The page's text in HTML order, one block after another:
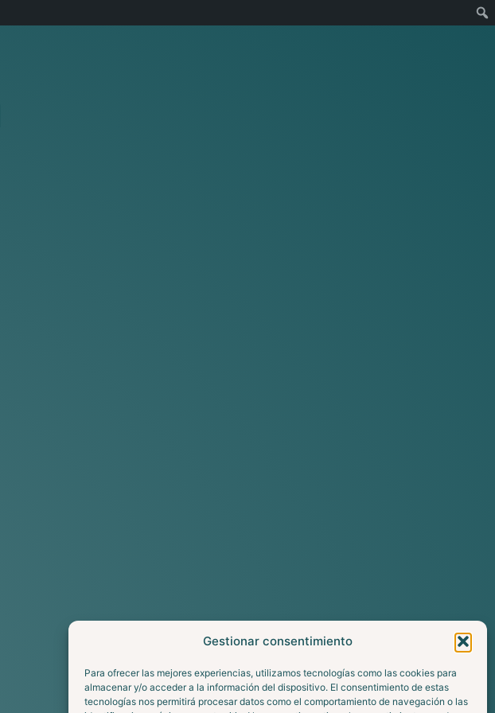
Gestionar consentimiento
Para ofrecer las mejores experiencias, utilizamos tecnologías como las cookies para
almacenar y/o acceder a la información del dispositivo. El consentimiento de estas
tecnologías nos permitirá procesar datos como el comportamiento de navegación o las